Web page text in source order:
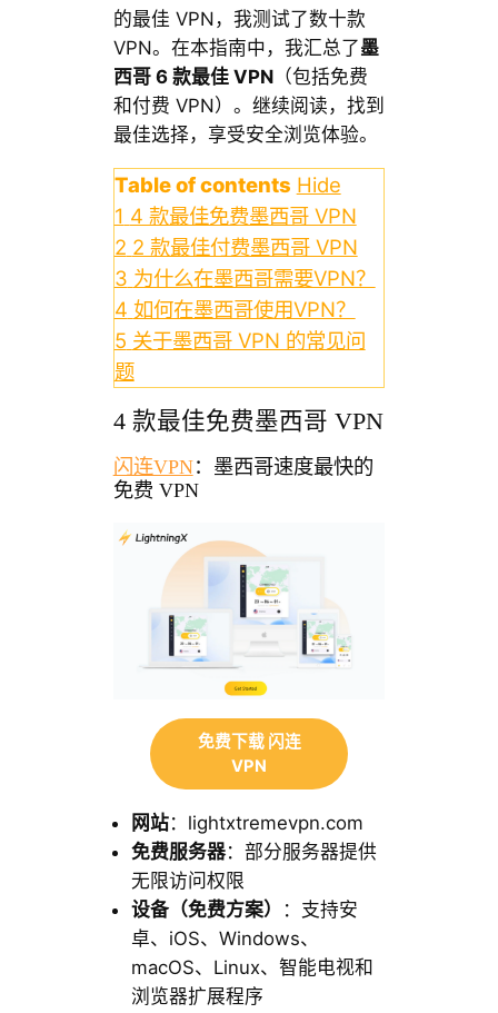
的最佳 VPN，我测试了数十款
VPN。在本指南中，我汇总了墨
西哥 6 款最佳 VPN（包括免费
和付费 VPN）。继续阅读，找到
最佳选择，享受安全浏览体验。
Table of contents Hide
1 4 款最佳免费墨西哥 VPN
2 2 款最佳付费墨西哥 VPN
3 为什么在墨西哥需要VPN？
4 如何在墨西哥使用VPN？
5 关于墨西哥 VPN 的常见问
题
4 款最佳免费墨西哥 VPN
闪连VPN：墨西哥速度最快的
免费 VPN
免费下载 闪连
VPN
网站：lightxtremevpn.com
免费服务器：部分服务器提供
无限访问权限
设备（免费方案）
：支持安
卓、iOS、Windows、
macOS、Linux、智能电视和
浏览器扩展程序